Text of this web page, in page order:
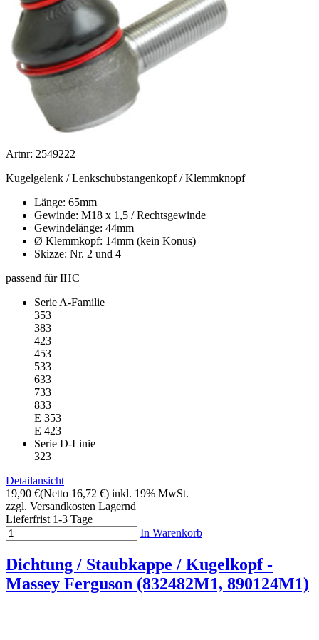
Artnr: 2549222
Kugelgelenk / Lenkschubstangenkopf / Klemmknopf
Länge: 65mm
Gewinde: M18 x 1,5 / Rechtsgewinde
Gewindelänge: 44mm
Ø Klemmkopf: 14mm (kein Konus)
Skizze: Nr. 2 und 4
passend für IHC
Serie A-Familie
353
383
423
453
533
633
733
833
E 353
E 423
Serie D-Linie
323
Detailansicht
19,90 €(Netto 16,72 €) inkl. 19% MwSt.
zzgl. Versandkosten Lagernd
Lieferfrist 1-3 Tage
In Warenkorb
Dichtung / Staubkappe / Kugelkopf -
Massey Ferguson (832482M1, 890124M1)